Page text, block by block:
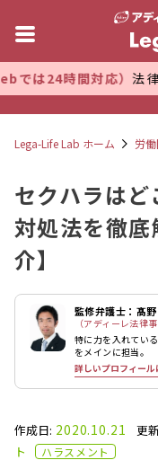
対応）法律相談のご予
Lega-Life Lab ホーム 労
セクハラは
対処法を徹
介】
監修弁護士：髙
（アディーレ法律事
特に力を入れてい
をメインに担当。
詳しいプロフィール
作成日: 2020.10.21 更
ト
ハラスメント